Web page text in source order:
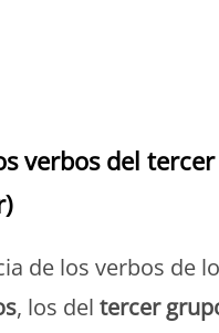
verbos del
de los verbos de
, los deltercer